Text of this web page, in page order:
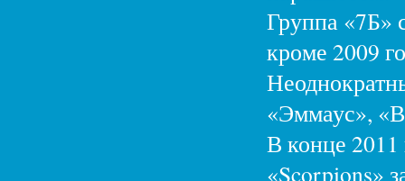
Группа «7Б»
кроме 2009
«Эммаус»,
В конце 2011
«Scorpions»